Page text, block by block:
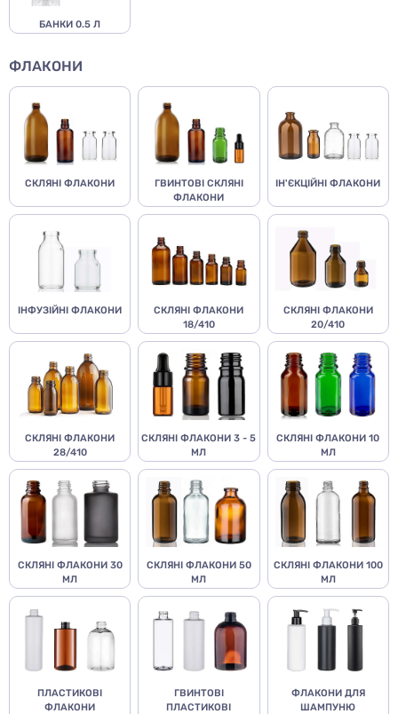
БАНКИ 0.5 Л
ФЛАКОНИ
СКЛЯНІ ФЛАКОНИ
ГВИНТОВІ СКЛЯНІ
ФЛАКОНИ
ІН'ЄКЦІЙНІ ФЛАКОНИ
ІНФУЗІЙНІ ФЛАКОНИ
СКЛЯНІ ФЛАКОНИ
18/410
СКЛЯНІ ФЛАКОНИ
20/410
СКЛЯНІ ФЛАКОНИ
28/410
СКЛЯНІ ФЛАКОНИ 3 - 5
МЛ
СКЛЯНІ ФЛАКОНИ 10
МЛ
СКЛЯНІ ФЛАКОНИ 30
МЛ
СКЛЯНІ ФЛАКОНИ 50
МЛ
СКЛЯНІ ФЛАКОНИ 100
МЛ
ПЛАСТИКОВІ
ФЛАКОНИ
ГВИНТОВІ
ПЛАСТИКОВІ
ФЛАКОНИ ДЛЯ
ШАМПУНЮ